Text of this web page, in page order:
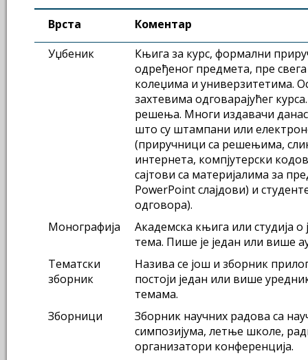
Врста
Коментар
Уџбеник
Књига за курс, формални
одређеног предмета, пре
колеџима и универзитетима.
захтевима одговарајућег
решења. Многи издавачи
што су штампани или
(приручници са решењима,
интернета, компјутерски
сајтови са материјалима за
PowerPoint слајдови) и
одговора).
Монографија
Академска књига или студија
тема. Пише је један или више
Тематски
зборник
Назива се још и зборник
постоји један или више
темама.
Зборници
Зборник научних радова са
симпозијума, летње школе,
организатори конференција.